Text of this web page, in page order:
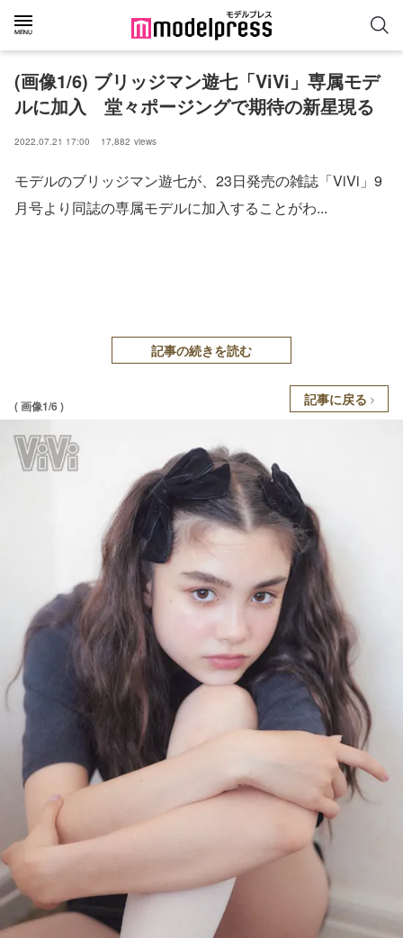
(画像1/6) ブリッジマン遊七「ViVi」専属モデ
ルに加入 堂々ポージングで期待の新星現る
2022.07.21 17:00 17,882 views
モデルのブリッジマン遊七が、23日発売の雑誌「ViVi」9
月号より同誌の専属モデルに加入することがわ...
記事の続きを読む
( 画像1/6 ) 記事に戻る